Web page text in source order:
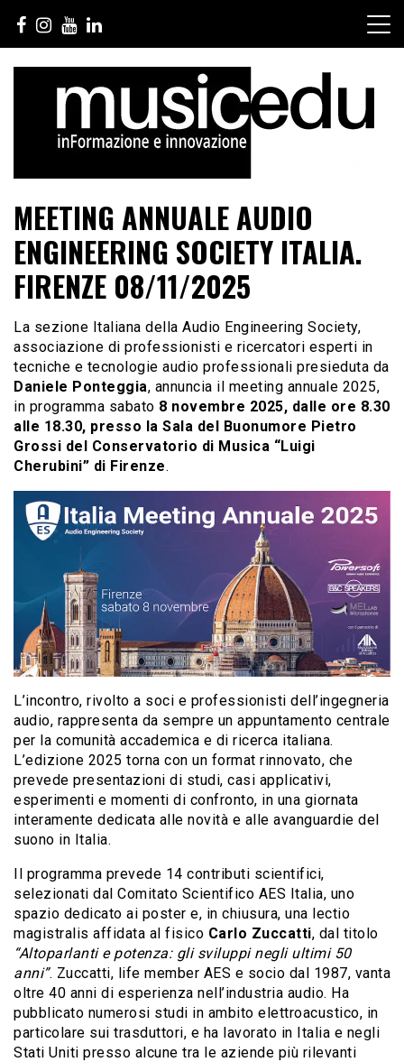
contenuto
MEETING ANNUALE AUDIO
ENGINEERING SOCIETY ITALIA.
FIRENZE 08/11/2025
La sezione Italiana della Audio Engineering Society,
associazione di professionisti e ricercatori esperti in
tecniche e tecnologie audio professionali presieduta da
Daniele Ponteggia, annuncia il meeting annuale 2025,
in programma sabato 8 novembre 2025, dalle ore 8.30
alle 18.30, presso la Sala del Buonumore Pietro
Grossi del Conservatorio di Musica “Luigi
Cherubini” di Firenze.
L’incontro, rivolto a soci e professionisti dell’ingegneria
audio, rappresenta da sempre un appuntamento centrale
per la comunità accademica e di ricerca italiana.
L’edizione 2025 torna con un format rinnovato, che
prevede presentazioni di studi, casi applicativi,
esperimenti e momenti di confronto, in una giornata
interamente dedicata alle novità e alle avanguardie del
suono in Italia.
Il programma prevede 14 contributi scientifici,
selezionati dal Comitato Scientifico AES Italia, uno
spazio dedicato ai poster e, in chiusura, una lectio
magistralis affidata al fisico Carlo Zuccatti, dal titolo
“Altoparlanti e potenza: gli sviluppi negli ultimi 50
anni”. Zuccatti, life member AES e socio dal 1987, vanta
oltre 40 anni di esperienza nell’industria audio. Ha
pubblicato numerosi studi in ambito elettroacustico, in
particolare sui trasduttori, e ha lavorato in Italia e negli
Stati Uniti presso alcune tra le aziende più rilevanti